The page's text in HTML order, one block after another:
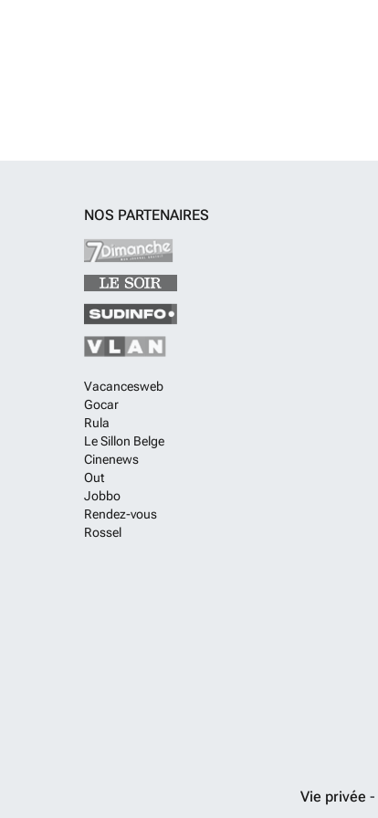
NOS PARTENAIRES
Vacancesweb
Gocar
Rula
Le Sillon Belge
Cinenews
Out
Jobbo
Rendez-vous
Rossel
Vie privée -